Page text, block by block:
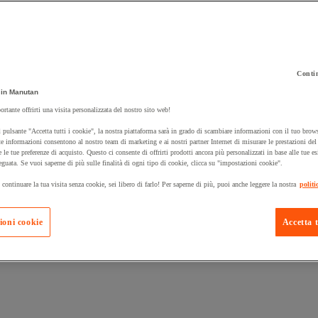
un prodotto:
Manutan Expert
Prodotti in
Manutan
offrirti una visita personalizzata del nostro sito web!
pulsante "Accetta tutti i cookie", la nostra piattaforma sarà in grado di scambiare informazioni con il tuo
informazioni consentono al nostro team di marketing e ai nostri partner Internet di misurare le prestazioni
le tue preferenze di acquisto. Questo ci consente di offrirti prodotti ancora più personalizzati in base alle tue
Se vuoi saperne di più sulle finalità di ogni tipo di cookie, clicca su "impostazioni cookie".
la tua visita senza cookie, sei libero di farlo! Per saperne di più, puoi anche leggere la nostra
Accetta
cookie